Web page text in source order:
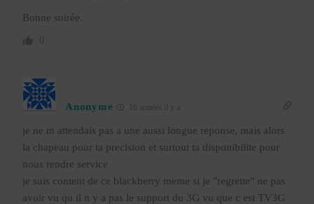
Bonne soirée.
Anonyme 16 années il y a
je ne m attendais pas a une aussi longue reponse, mais alors
la chapeau pour ta precision et surtout ta disponibilite pour
nous rendre service
je suis content de ce blackberry meme si je "regrette" ne pas
avoir vu qu il n y a pas le support du 3G vu que c est TV3G